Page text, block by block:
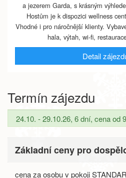
a jezerem Garda, s krásným
Hostům je k dispozici wellness
Vhodné i pro náročnější klienty.
hala, výtah, wi-fi,
Detail
Termín zájezdu
Základní ceny pro
cena za osobu v pokoji